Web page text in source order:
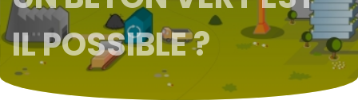
IL POSSIBLE ?